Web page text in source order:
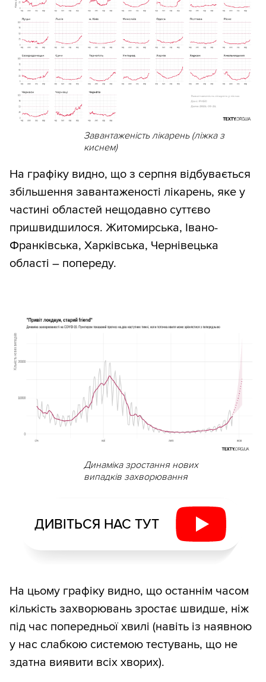
Завантаженість лікарень (ліжка з
киснем)
На графіку видно, що з серпня відбувається
збільшення завантаженості лікарень, яке у
частині областей нещодавно суттєво
пришвидшилося. Житомирська, Івано-
Франківська, Харківська, Чернівецька
області – попереду.
Динаміка зростання нових
випадків захворювання
ДИВІТЬСЯ НАС ТУТ
На цьому графіку видно, що останнім часом
кількість захворювань зростає швидше, ніж
під час попередньої хвилі (навіть із наявною
у нас слабкою системою тестувань, що не
здатна виявити всіх хворих).